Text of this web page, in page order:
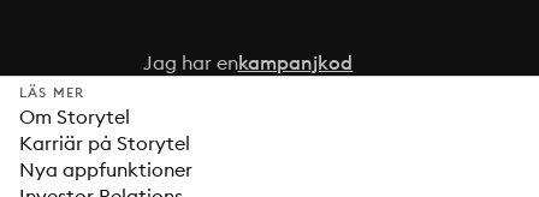
Jag har enkampanjkod
LÄS MER
Om Storytel
Karriär på Storytel
Nya appfunktioner